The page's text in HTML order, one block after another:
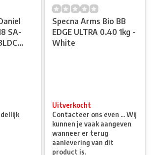
SA-
Specna Arms Bio BB
EDGE ULTRA 0.40 1kg -
White
Uitverkocht
Contacteer ons even ... Wij
kunnen je vaak aangeven
wanneer er terug
aanlevering van dit
product is.